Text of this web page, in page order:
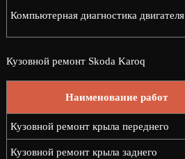
Компьютерная диагностика двигателя
Кузовной ремонт Skoda Karoq
Наименование работ
Кузовной ремонт крыла переднего
Кузовной ремонт крыла заднего